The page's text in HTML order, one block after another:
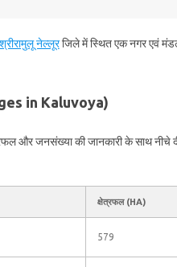
नेल्लूरजिले में स्थित एक नगर एवं
in Kaluvoya)
और जनसंख्या की जानकारी के साथ नीचे
क्षेत्रफल (HA)
579